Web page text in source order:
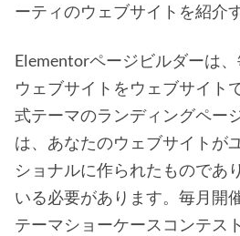
ーティのウェブサイトを紹介
Elementorページビルダーは
ウェブサイトをウェブサイト
式テーマのランディングペー
は、あなたのウェブサイトが
ショナルに作られたものであ
いる必要があります。毎月開
テーマショーケースコンテス